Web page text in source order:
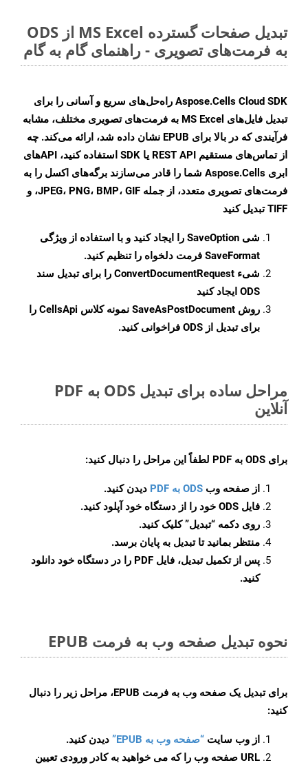
تبدیل صفحات گسترده MS Excel از ODS
به فرمت‌های تصویری - راهنمای گام به گام
Aspose.Cells Cloud SDK راه‌حل‌های سریع و آسانی را برای
تبدیل فایل‌های MS Excel به فرمت‌های تصویری مختلف، مشابه
فرآیندی که در بالا برای EPUB نشان داده شد، ارائه می‌کند. چه
از تماس‌های مستقیم REST API یا SDK استفاده کنید، APIهای
ابری Aspose.Cells شما را قادر می‌سازند برگه‌های اکسل را به
فرمت‌های تصویری متعدد، از جمله JPEG، PNG، BMP، GIF، و
TIFF تبدیل کنید
شی SaveOption را ایجاد کنید و با استفاده از ویژگی
SaveFormat فرمت دلخواه را تنظیم کنید.
شیء ConvertDocumentRequest را برای تبدیل سند
ODS ایجاد کنید
روش SaveAsPostDocument
نمونه کلاس CellsApi را
برای تبدیل از ODS فراخوانی کنید.
مراحل ساده برای تبدیل ODS به PDF
آنلاین
برای ODS به PDF لطفاً این مراحل را دنبال کنید:
از صفحه وب ODS به PDF
دیدن کنید.
فایل ODS خود را از دستگاه خود آپلود کنید.
روی دکمه “تبدیل”کلیک کنید.
منتظر بمانید تا تبدیل به پایان برسد.
پس از تکمیل تبدیل، فایل PDF را در دستگاه خود دانلود
کنید.
نحوه تبدیل صفحه وب به فرمت EPUB
برای تبدیل یک صفحه وب به فرمت EPUB، مراحل زیر را دنبال
کنید:
از وب سایت “صفحه وب به EPUB”
دیدن کنید.
URL صفحه وب را که می خواهید به کادر ورودی تعیین